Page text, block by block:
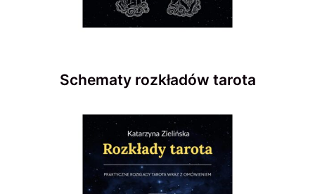
Schematy rozkładów tarota